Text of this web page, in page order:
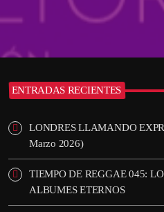
ENTRADAS RECIENTES
LONDRES LLAMANDO
Marzo 2026)
TIEMPO DE REGGAE 045:
ALBUMES ETERNOS